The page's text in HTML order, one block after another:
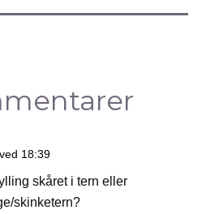
18:39
skåret i tern eller
skinketern?